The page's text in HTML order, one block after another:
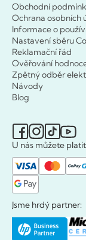
Obchodní
Ochrana osobních
Informace o
Nastavení sběru
Reklamační řád
Ověřování
Zpětný odběr
Návody
Blog
U nás můžete
Jsme hrdý partner: